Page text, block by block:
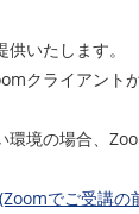
いたします。
クライアント
環境の場合、
でご受講の